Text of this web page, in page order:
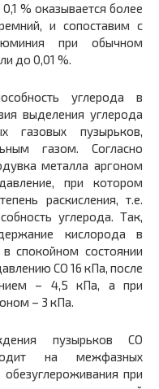
% оказывается более
и сопоставим с
при обычном
до 0,01 %.
углерода в
выделения углерода
газовых пузырьков,
газом. Согласно
металла аргоном
при котором
раскисления, т.е.
углерода. Так,
кислорода в
спокойном состоянии
СО 16 кПа, после
– 4,5 кПа, а при
– 3 кПа.
пузырьков СО
на межфазных
при